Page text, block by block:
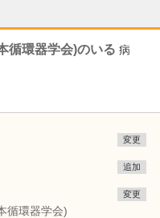
循環器学会)のいる 病
変更
追加
循環器学会)
変更